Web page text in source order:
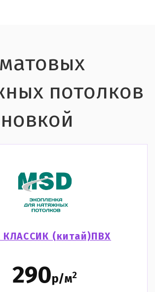
потолков
КЛАССИК (китай)ПВХ
290р/м2